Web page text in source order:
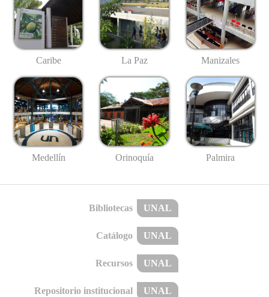
Caribe La Paz Manizales
Medellín Orinoquía Palmira
Bibliotecas UNAL
Catálogo UNAL
Recursos UNAL
Repositorio institucional UNAL